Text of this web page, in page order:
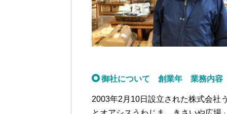
御社について 創業年 業務内容
2003年2月10日設立された株式会社